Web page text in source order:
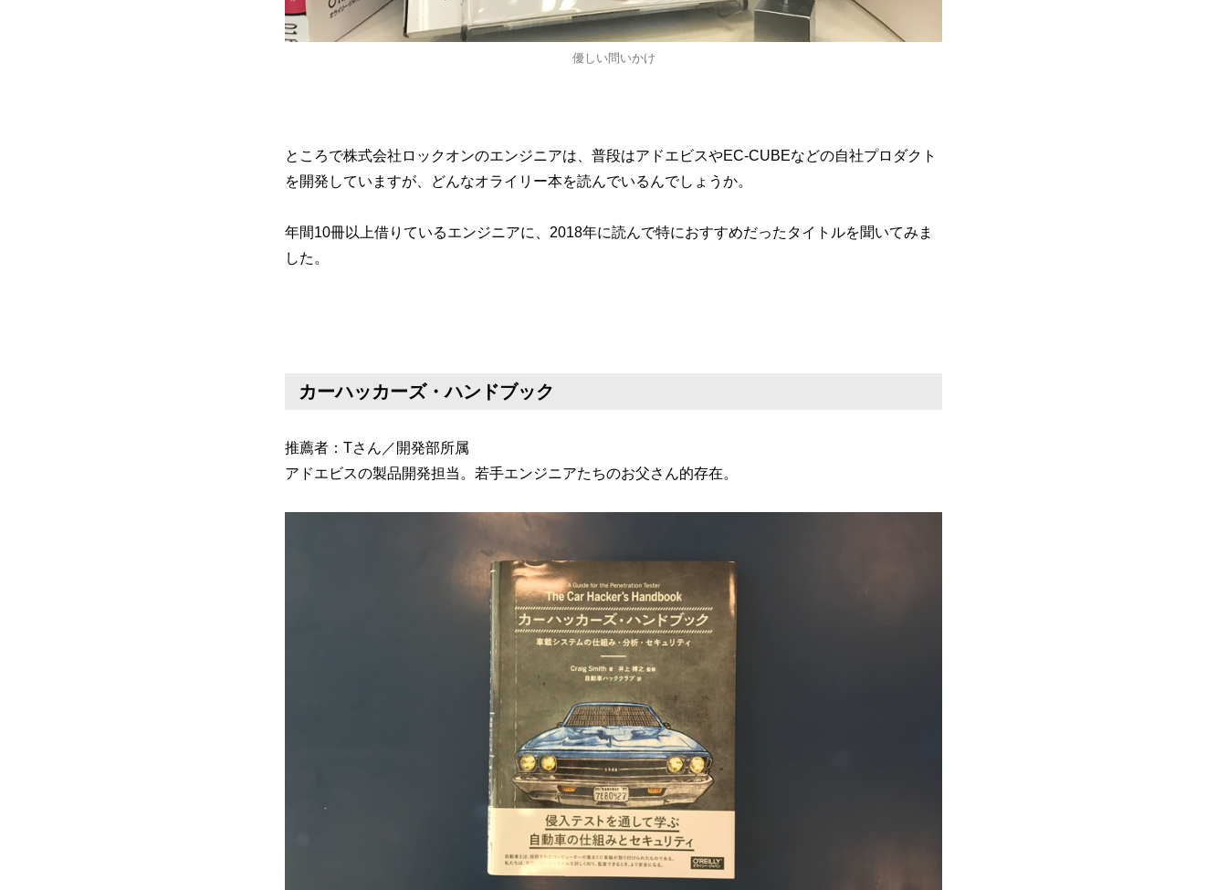
優しい問いかけ
ところで株式会社ロックオンのエンジニアは、普段はアドエビスやEC-CUBEなどの自社プロダクト
を開発していますが、どんなオライリー本を読んでいるんでしょうか。
年間10冊以上借りているエンジニアに、2018年に読んで特におすすめだったタイトルを聞いてみま
した。
カーハッカーズ・ハンドブック
推薦者：Tさん／開発部所属
アドエビスの製品開発担当。若手エンジニアたちのお父さん的存在。